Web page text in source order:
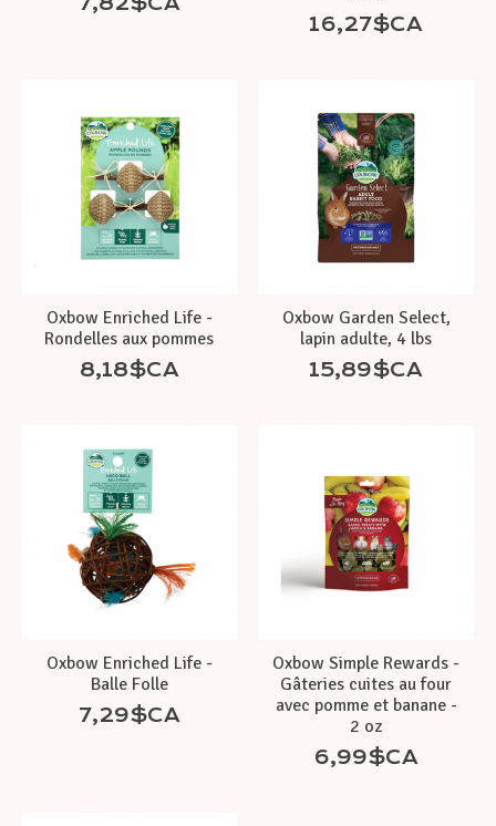
16,27$CA
Oxbow Enriched Life -
Rondelles aux pommes
8,18$CA
Oxbow Garden Select,
lapin adulte, 4 lbs
15,89$CA
Oxbow Enriched Life -
Balle Folle
7,29$CA
Oxbow Simple Rewards -
Gâteries cuites au four
avec pomme et banane -
2 oz
6,99$CA